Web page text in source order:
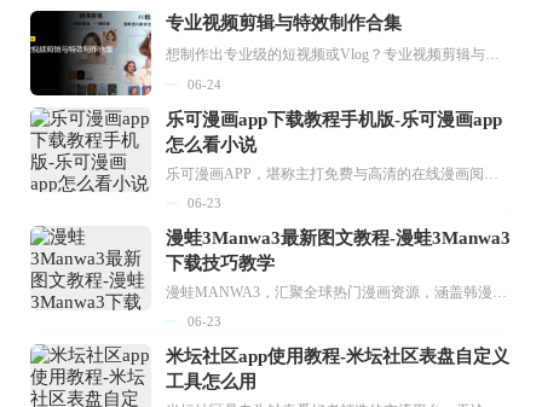
专业视频剪辑与特效制作合集
想制作出专业级的短视频或Vlog？专业视频剪辑与特效制作大全专题为你提供了从剪辑、抠像到特效包装的全套解决方案。无论是添加炫酷的片头、进行精准的视频抠图，还是制...
06-24
乐可漫画app下载教程手机版-乐可漫画app
怎么看小说
乐可漫画APP，堪称主打免费与高清的在线漫画阅读神器。其官方版提供海量完整版漫画资源，无论是国内漫画，还是日漫、韩漫、台漫、美漫等国外漫画，应有尽有，随时供你阅读。只需轻点一下，便能直接进入阅读界面。不仅如此，乐可漫画最新版本更新速度极快，在这里，你总能抢先看到全网一手漫画章节内容！...
06-23
漫蛙3Manwa3最新图文教程-漫蛙3Manwa3
下载技巧教学
漫蛙MANWA3，汇聚全球热门漫画资源，涵盖韩漫、欧美漫画、国漫等多种类型，题材丰富多样，全方位满足用户阅读喜好。它不仅是阅读平台，更是创作平台，为广大用户打造零门槛创作环境。...
06-23
米坛社区app使用教程-米坛社区表盘自定义
工具怎么用